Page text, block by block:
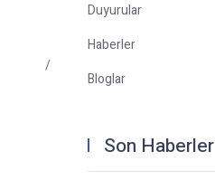
Duyurular
Haberler
Bloglar
Son Haberler